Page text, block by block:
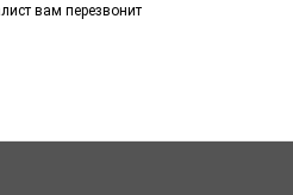
вам перезвонит